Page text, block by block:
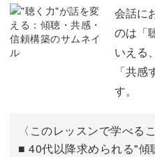
さらに、感情を素直に伝え
うものもあります。
家族や友人とのコミュニケ
相手の力を借りながら話
即話せる回路を作る
30秒即興チャレンジ
1日5分「瞬発言語化トレ
会話に
のは「
いえる
「共
す。
〈このレッスンで学べるこ
■ 40代以降求められる"傾